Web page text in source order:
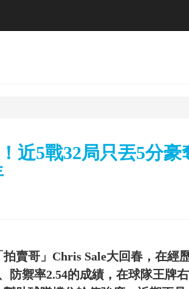
近5戰32局只丟5分
賣哥」Chris Sale大回春，在經
防禦率2.54的成績，在球隊王牌